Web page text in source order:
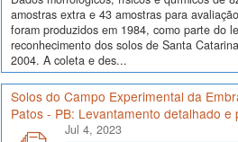
amostras extra e 43 amostras para
foram produzidos em 1984, como parte do
reconhecimento dos solos de Santa
2004. A coleta e des...
Solos do Campo Experimental da
Patos - PB: Levantamento detalhado e
Jul 4, 2023